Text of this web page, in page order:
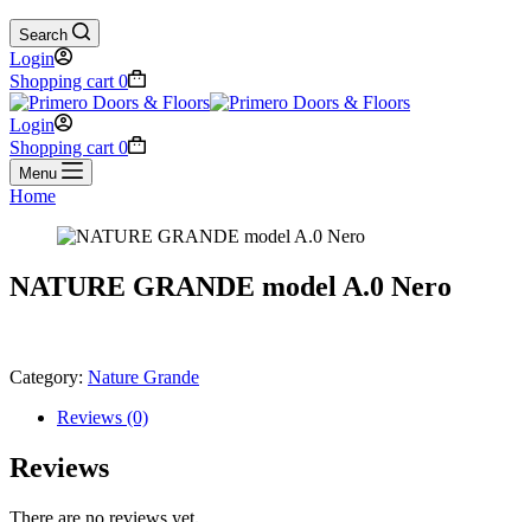
Search
Login
Shopping cart 0
Login
Shopping cart 0
Menu
Home
NATURE GRANDE model A.0 Nero
Category: Nature Grande
Reviews (0)
Reviews
There are no reviews yet.